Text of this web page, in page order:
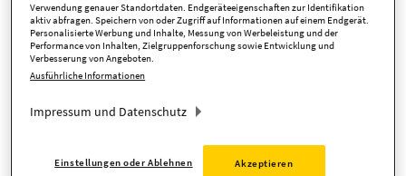
Kosten
Provision
Detaillierte Informationen
Verwendung genauer Standortdaten. Endgeräteeigenschaften zur Identifikation
aktiv abfragen. Speichern von oder Zugriff auf Informationen auf einem Endgerät.
Personalisierte Werbung und Inhalte, Messung von Werbeleistung und der
Performance von Inhalten, Zielgruppenforschung sowie Entwicklung und
Verbesserung von Angeboten.
Ausführliche Informationen
Impressum und Datenschutz
Einstellungen oder Ablehnen Akzeptieren